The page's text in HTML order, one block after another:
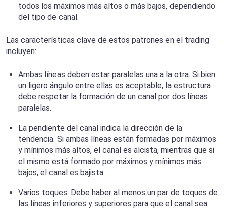
todos los máximos más altos o más bajos, dependiendo
del tipo de canal.
Las características clave de estos patrones en el trading
incluyen:
Ambas líneas deben estar paralelas una a la otra. Si bien
un ligero ángulo entre ellas es aceptable, la estructura
debe respetar la formación de un canal por dos líneas
paralelas.
La pendiente del canal indica la dirección de la
tendencia. Si ambas líneas están formadas por máximos
y mínimos más altos, el canal es alcista, mientras que si
el mismo está formado por máximos y mínimos más
bajos, el canal es bajista.
Varios toques. Debe haber al menos un par de toques de
las líneas inferiores y superiores para que el canal sea